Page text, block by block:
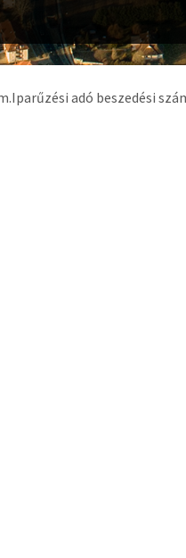
adó beszedési